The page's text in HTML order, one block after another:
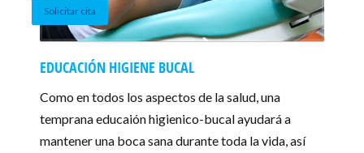
Solicitar cita
EDUCACIÓN HIGIENE BUCAL
Como en todos los aspectos de la salud, una
temprana educaión higienico-bucal ayudará a
mantener una boca sana durante toda la vida, así